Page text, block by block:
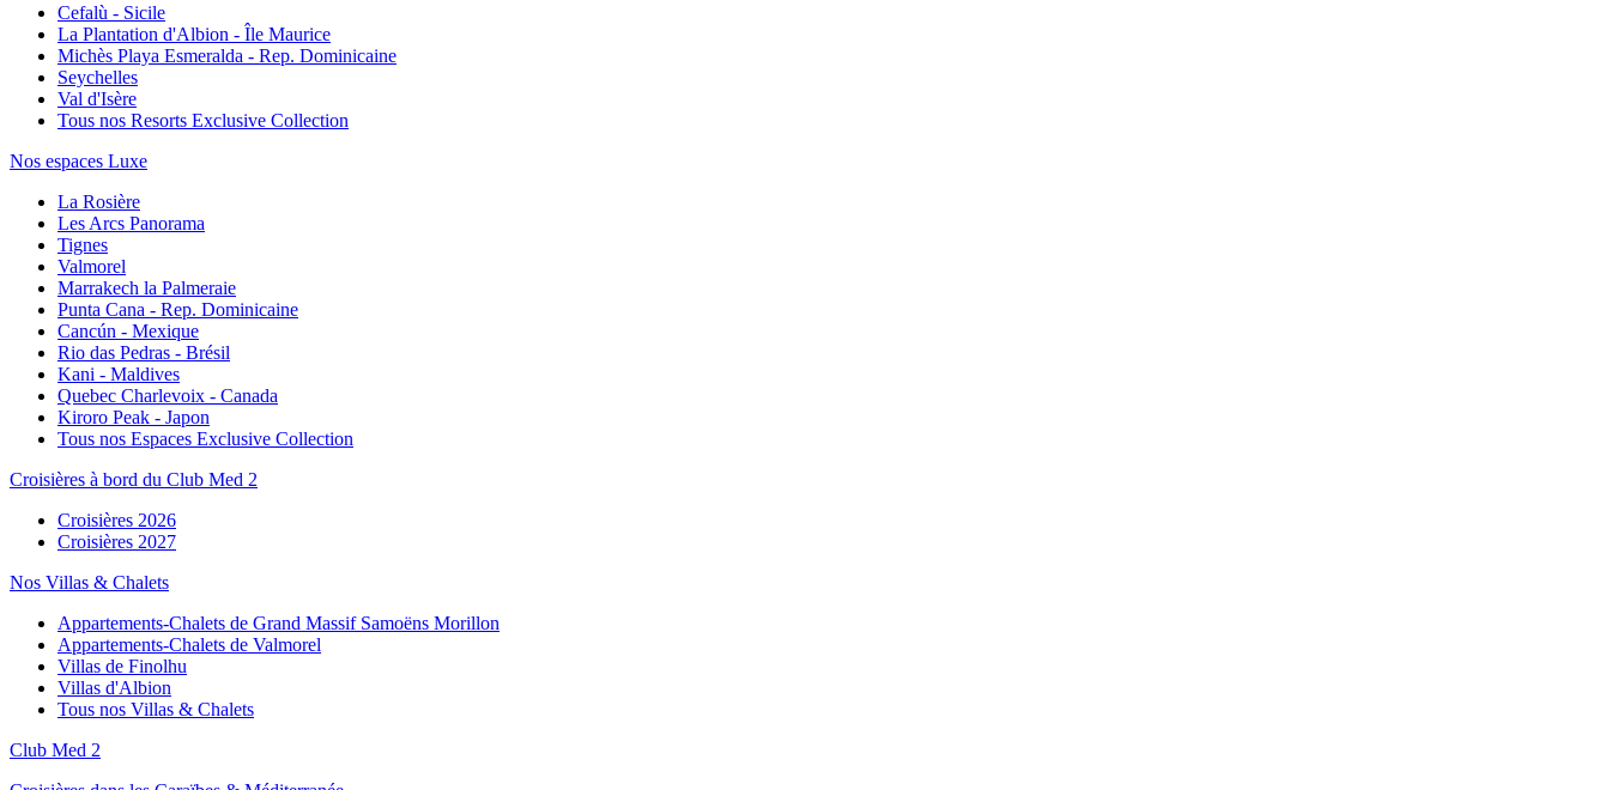
Cefalù - Sicile
La Plantation d'Albion - Île Maurice
Michès Playa Esmeralda - Rep. Dominicaine
Seychelles
Val d'Isère
Tous nos Resorts Exclusive Collection
Nos espaces Luxe
La Rosière
Les Arcs Panorama
Tignes
Valmorel
Marrakech la Palmeraie
Punta Cana - Rep. Dominicaine
Cancún - Mexique
Rio das Pedras - Brésil
Kani - Maldives
Quebec Charlevoix - Canada
Kiroro Peak - Japon
Tous nos Espaces Exclusive Collection
Croisières à bord du Club Med 2
Croisières 2026
Croisières 2027
Nos Villas & Chalets
Appartements-Chalets de Grand Massif Samoëns Morillon
Appartements-Chalets de Valmorel
Villas de Finolhu
Villas d'Albion
Tous nos Villas & Chalets
Club Med 2